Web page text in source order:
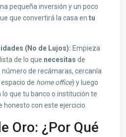
pequeña inversión y un poco
que convertirá la casa en tu
(No de Lujos): Empieza
de lo que necesitas de
de recámaras, cercanía
de home office) y luego
que tu banco o institución te
con este ejercicio.
Oro: ¿Por Qué